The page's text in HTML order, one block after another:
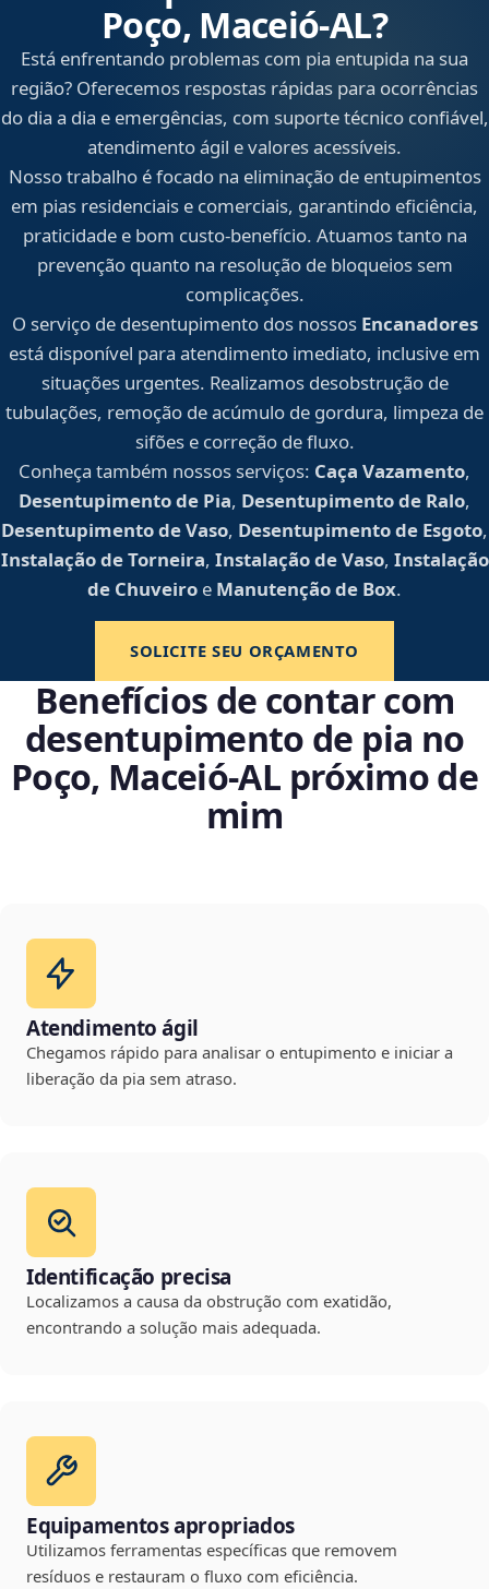
Poço, Maceió‑AL?
Está enfrentando problemas com pia entupida na sua
região? Oferecemos respostas rápidas para ocorrências
do dia a dia e emergências, com suporte técnico confiável,
atendimento ágil e valores acessíveis.
Nosso trabalho é focado na eliminação de entupimentos
em pias residenciais e comerciais, garantindo eficiência,
praticidade e bom custo-benefício. Atuamos tanto na
prevenção quanto na resolução de bloqueios sem
complicações.
O serviço de desentupimento dos nossos Encanadores
está disponível para atendimento imediato, inclusive em
situações urgentes. Realizamos desobstrução de
tubulações, remoção de acúmulo de gordura, limpeza de
sifões e correção de fluxo.
Conheça também nossos serviços: Caça Vazamento,
Desentupimento de Pia, Desentupimento de Ralo,
Desentupimento de Vaso, Desentupimento de Esgoto,
Instalação de Torneira, Instalação de Vaso, Instalação
de Chuveiro e Manutenção de Box.
SOLICITE SEU ORÇAMENTO
Benefícios de contar com
desentupimento de pia no
Poço, Maceió‑AL próximo de
mim
Atendimento ágil
Chegamos rápido para analisar o entupimento e iniciar a
liberação da pia sem atraso.
Identificação precisa
Localizamos a causa da obstrução com exatidão,
encontrando a solução mais adequada.
Equipamentos apropriados
Utilizamos ferramentas específicas que removem
resíduos e restauram o fluxo com eficiência.